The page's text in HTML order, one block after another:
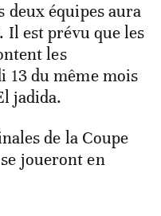
deux équipes aura
Il est prévu que les
les
13 du même mois
jadida.
de la Coupe
joueront en